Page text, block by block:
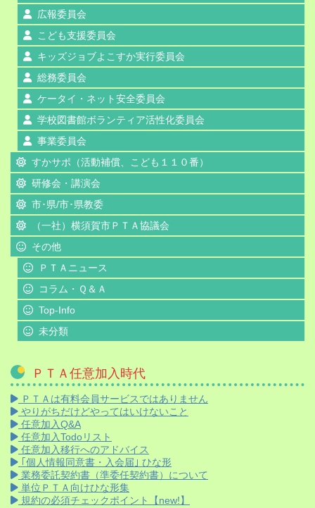
広報委員会
こども支援委員会
キッズジョブよこすか実行委員会
総務委員会
ケータイ・ネット安全委員会
学校図書館ボランティア活性化委員会
事業委員会
すかサポ（活動補償、こども１１０番）
研修会・講演会
市･県/市･県教委
（一社）横須賀市ＰＴＡ協議会
その他
ＰＴＡニュース
コラム・Ｑ＆Ａ
Top-Info
未分類
ＰＴＡ任意加入時代
ＰＴＡは有料会員サービスではありません
やりがちだけどやってはいけないこと
任意加入Q&A
任意加入Todoリスト
任意加入移行へのアドバイス
｢個人情報同意書・入会届｣ ひな形
業務委託契約書（準委任契約書）について
単位ＰＴＡ向けひな形集
規約の必須チェックポイント【new!】